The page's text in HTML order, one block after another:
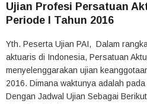
Ujian Profesi Persatuan
Periode I Tahun 2016
Yth. Peserta Ujian PAI, Dalam
aktuaris di Indonesia, Persatuan
menyelenggarakan ujian
2016. Dimana waktunya adalah
Dengan Jadwal Ujian Sebagai